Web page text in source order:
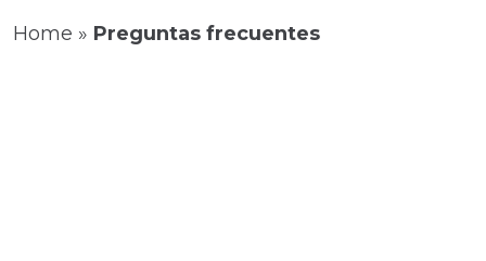
Home » Preguntas frecuentes